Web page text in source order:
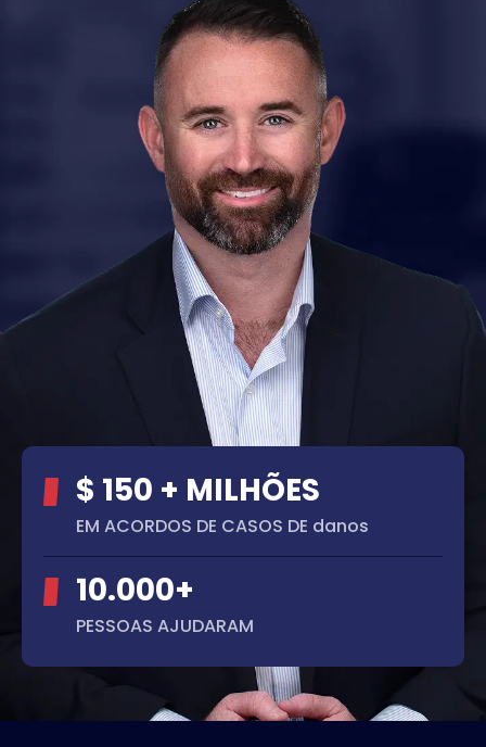
$ 150 + MILHÕES
EM ACORDOS DE CASOS DE danos
10.000+
PESSOAS AJUDARAM